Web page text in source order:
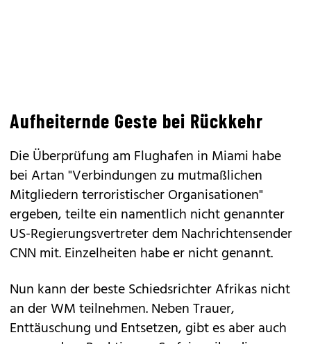
Aufheiternde Geste bei Rückkehr
Die Überprüfung am Flughafen in Miami habe
bei Artan "Verbindungen zu mutmaßlichen
Mitgliedern terroristischer Organisationen"
ergeben, teilte ein namentlich nicht genannter
US-Regierungsvertreter dem Nachrichtensender
CNN mit. Einzelheiten habe er nicht genannt.
Nun kann der beste Schiedsrichter Afrikas nicht
an der WM teilnehmen. Neben Trauer,
Enttäuschung und Entsetzen, gibt es aber auch